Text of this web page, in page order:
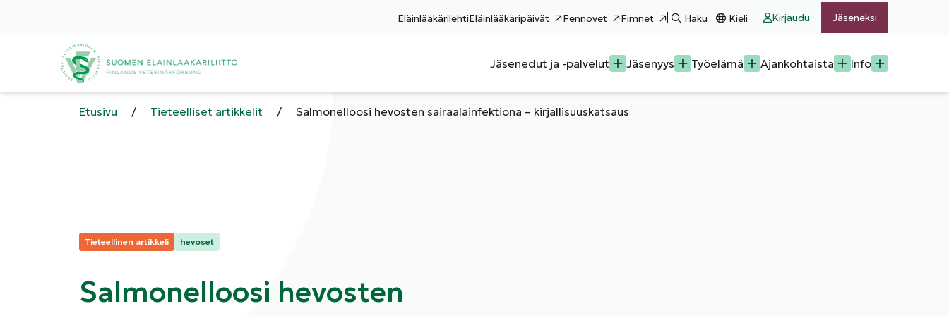
EläinlääkärilehtiEläinlääkäripäivät Fennovet Fimnet Haku Kieli Kirjaudu Jäseneksi
Jäsenedut ja -palvelut Jäsenyys Työelämä Ajankohtaista Info
Etusivu / Tieteelliset artikkelit / Salmonelloosi hevosten sairaalainfektiona – kirjallisuuskatsaus
Kategoriat:
Tieteellinen artikkeli hevoset
Salmonelloosi hevosten